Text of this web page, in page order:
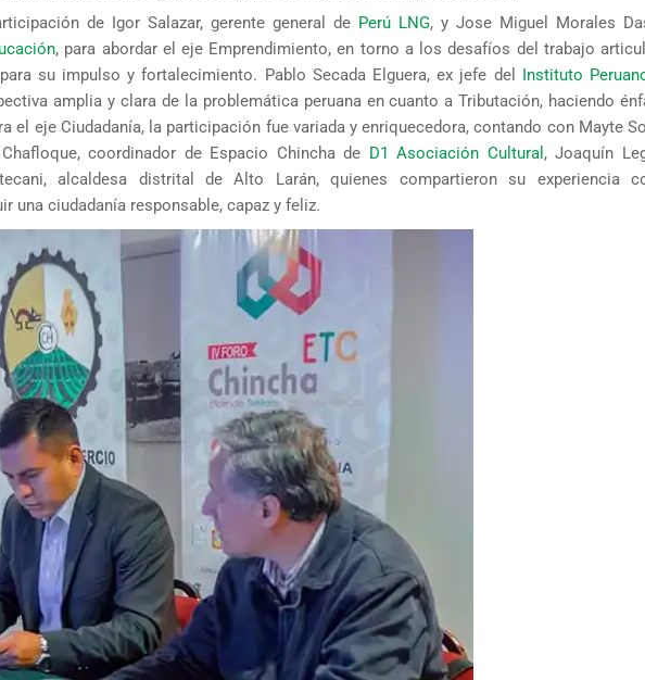
de Igor Salazar, gerente general de Perú LNG, y Jose Miguel Morales
, para abordar el eje Emprendimiento, en torno a los desafíos del trabajo
su impulso y fortalecimiento. Pablo Secada Elguera, ex jefe del
Instituto
amplia y clara de la problemática peruana en cuanto a Tributación, haciendo
el eje Ciudadanía, la participación fue variada y enriquecedora, contando con Mayte
coordinador de Espacio Chincha de D1 Asociación Cultural , Joaquín
alcaldesa distrital de Alto Larán, quienes compartieron su experiencia
una ciudadanía responsable, capaz y feliz.